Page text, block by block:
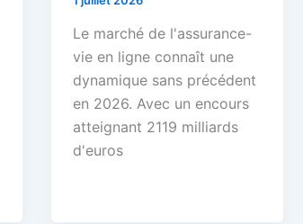
Le marché de l'assurance-
vie en ligne connaît une
dynamique sans précédent
en 2026. Avec un encours
atteignant 2119 milliards
d'euros